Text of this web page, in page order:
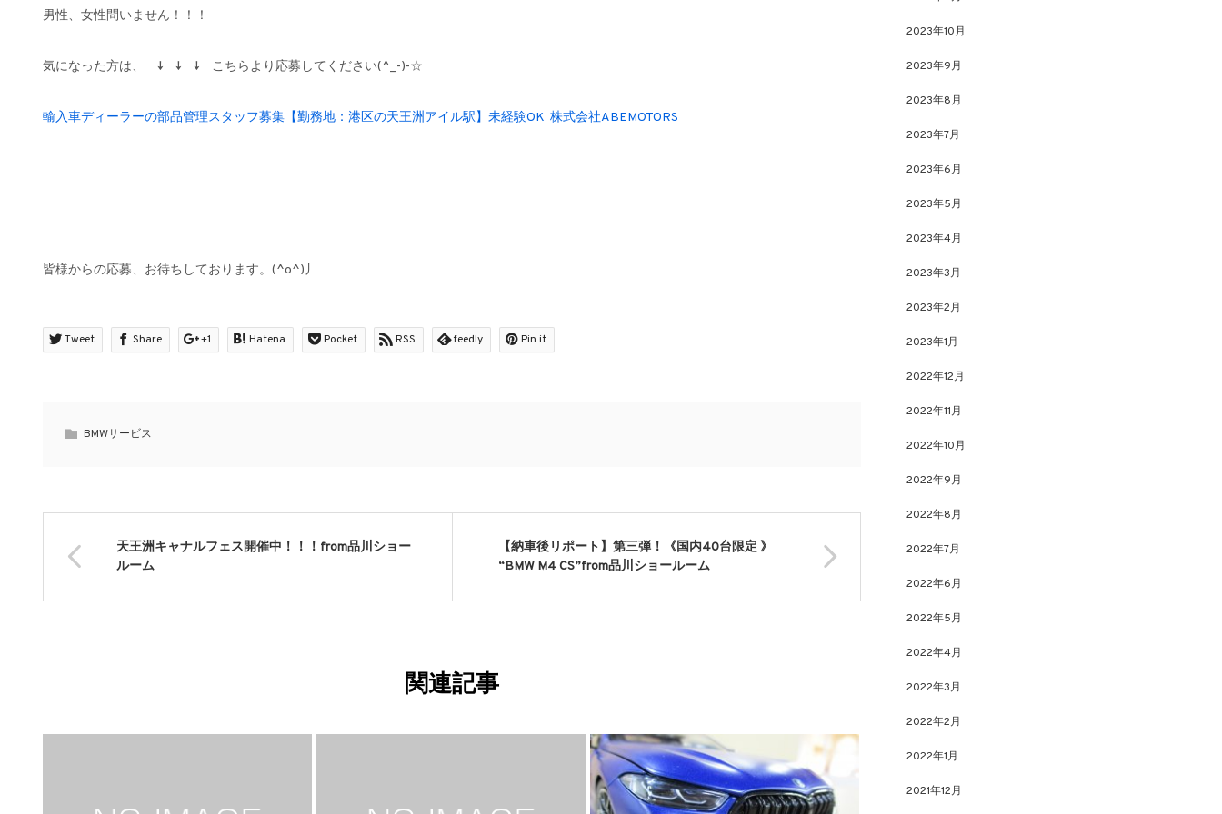
男性、女性問いません！！！
気になった方は、 ↓ ↓ ↓ こちらより応募してください(^_-)-☆
輸入車ディーラーの部品管理スタッフ募集【勤務地：港区の天王洲アイル駅】未経験OK 株式会社ABEMOTORS
皆様からの応募、お待ちしております。(^o^)丿
Tweet Share +1 Hatena Pocket RSS feedly Pin it
BMWサービス
天王洲キャナルフェス開催中！！！from品川ショー
ルーム
【納車後リポート】第三弾！《国内40台限定 》
“BMW M4 CS”from品川ショールーム
関連記事
2023年10月
2023年9月
2023年8月
2023年7月
2023年6月
2023年5月
2023年4月
2023年3月
2023年2月
2023年1月
2022年12月
2022年11月
2022年10月
2022年9月
2022年8月
2022年7月
2022年6月
2022年5月
2022年4月
2022年3月
2022年2月
2022年1月
2021年12月